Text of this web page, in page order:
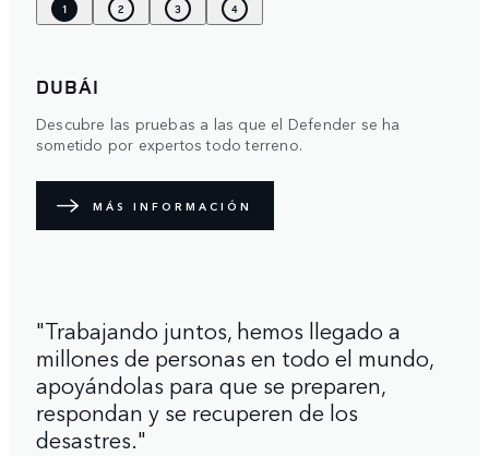
1 2 3 4
DUBÁI
Descubre las pruebas a las que el Defender se ha
sometido por expertos todo terreno.
MÁS INFORMACIÓN
"Trabajando juntos, hemos llegado a
millones de personas en todo el mundo,
apoyándolas para que se preparen,
respondan y se recuperen de los
desastres."